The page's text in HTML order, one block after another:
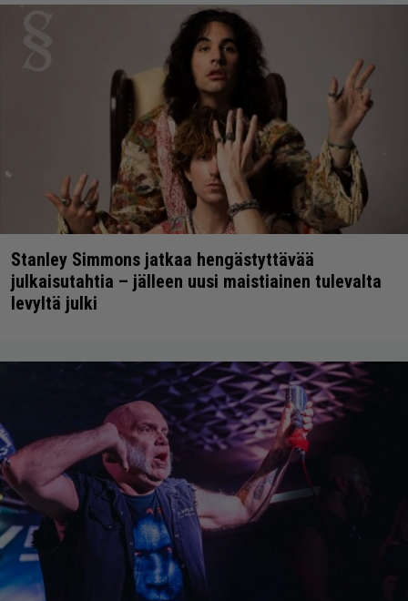
Stanley Simmons jatkaa hengästyttävää
julkaisutahtia – jälleen uusi maistiainen tulevalta
levyltä julki